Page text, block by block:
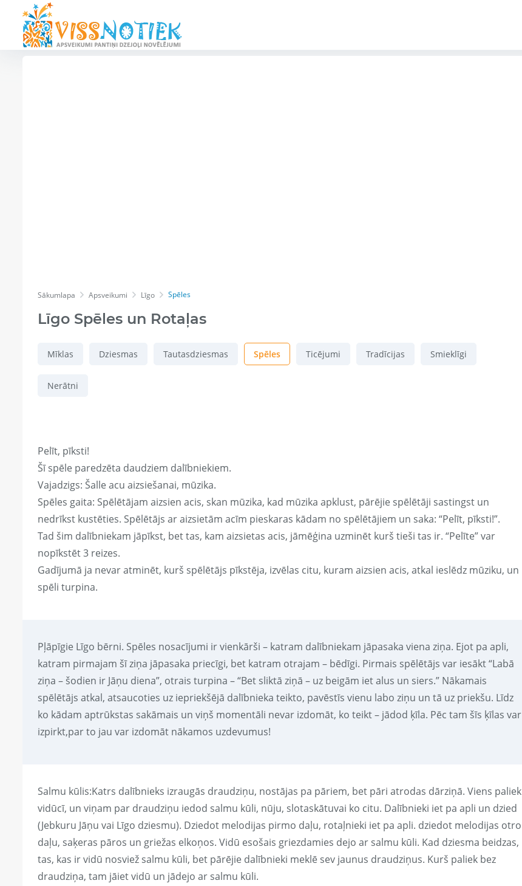
Sākumlapa Apsveikumi Līgo Spēles
Līgo Spēles un Rotaļas
Mīklas Dziesmas Tautasdziesmas Spēles Ticējumi Tradīcijas Smieklīgi
Nerātni
Pelīt, pīksti!
Šī spēle paredzēta daudziem dalībniekiem.
Vajadzigs: Šalle acu aizsiešanai, mūzika.
Spēles gaita: Spēlētājam aizsien acis, skan mūzika, kad mūzika apklust, pārējie spēlētāji sastingst un
nedrīkst kustēties. Spēlētājs ar aizsietām acīm pieskaras kādam no spēlētājiem un saka: “Pelīt, pīksti!”.
Tad šim dalībniekam jāpīkst, bet tas, kam aizsietas acis, jāmēģina uzminēt kurš tieši tas ir. “Pelīte” var
nopīkstēt 3 reizes.
Gadījumā ja nevar atminēt, kurš spēlētājs pīkstēja, izvēlas citu, kuram aizsien acis, atkal ieslēdz mūziku, un
spēli turpina.
Pļāpīgie Līgo bērni. Spēles nosacījumi ir vienkārši – katram dalībniekam jāpasaka viena ziņa. Ejot pa apli,
katram pirmajam šī ziņa jāpasaka priecīgi, bet katram otrajam – bēdīgi. Pirmais spēlētājs var iesākt “Labā
ziņa – šodien ir Jāņu diena”, otrais turpina – “Bet sliktā ziņā – uz beigām iet alus un siers.” Nākamais
spēlētājs atkal, atsaucoties uz iepriekšējā dalībnieka teikto, pavēstīs vienu labo ziņu un tā uz priekšu. Līdz
ko kādam aptrūkstas sakāmais un viņš momentāli nevar izdomāt, ko teikt – jādod ķīla. Pēc tam šīs ķīlas var
izpirkt,par to jau var izdomāt nākamos uzdevumus!
Salmu kūlis:Katrs dalībnieks izraugās draudziņu, nostājas pa pāriem, bet pāri atrodas dārziņā. Viens paliek
vidūcī, un viņam par draudziņu iedod salmu kūli, nūju, slotaskātuvai ko citu. Dalībnieki iet pa apli un dzied
(Jebkuru Jāņu vai Līgo dziesmu). Dziedot melodijas pirmo daļu, rotaļnieki iet pa apli. dziedot melodijas otro
daļu, saķeras pāros un griežas elkoņos. Vidū esošais griezdamies dejo ar salmu kūli. Kad dziesma beidzas,
tas, kas ir vidū nosviež salmu kūli, bet pārējie dalībnieki meklē sev jaunus draudziņus. Kurš paliek bez
draudziņa, tam jāiet vidū un jādejo ar salmu kūli.